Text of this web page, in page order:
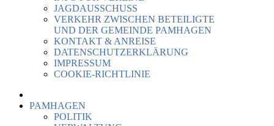
JAGDAUSSCHUSS
VERKEHR ZWISCHEN BETEILIGTE
UND DER GEMEINDE PAMHAGEN
KONTAKT & ANREISE
DATENSCHUTZERKLÄRUNG
IMPRESSUM
COOKIE-RICHTLINIE
PAMHAGEN
POLITIK